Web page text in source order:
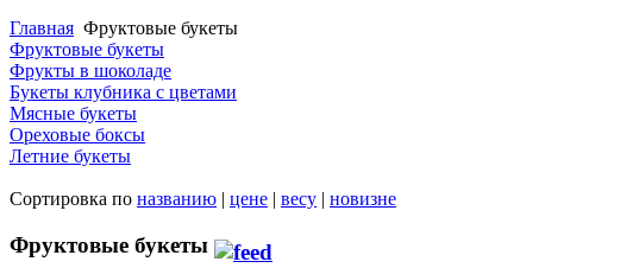
Главная Фруктовые букеты
Фруктовые букеты
Фрукты в шоколаде
Букеты клубника с цветами
Мясные букеты
Ореховые боксы
Летние букеты
Сортировка по названию | цене | весу | новизне
Фруктовые букеты